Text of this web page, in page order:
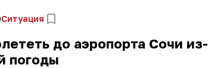
Ситуация
до аэропорта Сочи из-
погоды